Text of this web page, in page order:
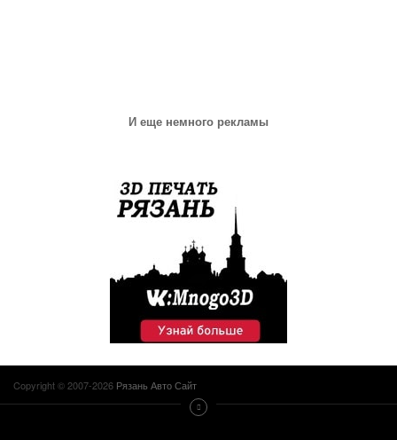
И еще немного рекламы
Copyright © 2007-2026 Рязань Авто Сайт